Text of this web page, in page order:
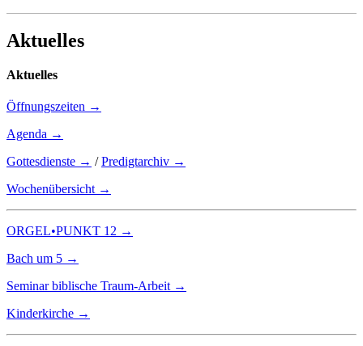
Aktuelles
Aktuelles
Öffnungszeiten →
Agenda →
Gottesdienste → /Predigtarchiv →
Wochenübersicht →
ORGEL•PUNKT 12 →
Bach um 5 →
Seminar biblische Traum-Arbeit →
Kinderkirche →